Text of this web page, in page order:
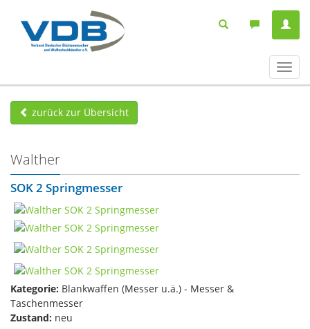
ein-/
zurück zur Übersicht
Walther
SOK 2 Springmesser
Kategorie: Blankwaffen (Messer u.ä.) - Messer &
Taschenmesser
Zustand: neu